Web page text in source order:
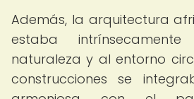
Además, la arquitectura
estaba
naturaleza y al entorno
construcciones se